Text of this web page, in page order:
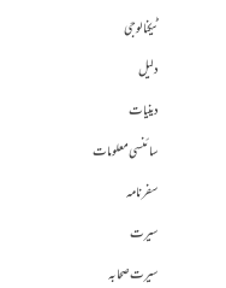
ٹیکنالوجی
دلیل
دینیات
سائنسی معلومات
سفرنامہ
سیرت
سیرت صحابہ